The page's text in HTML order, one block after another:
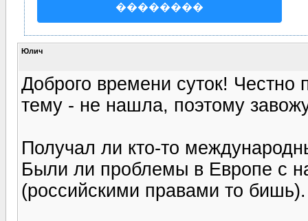
��������
Юлич
Доброго времени суток!
тему - не нашла, поэтому
Получал ли кто-то
Были ли проблемы в Европе с
(российскими правами то бишь).